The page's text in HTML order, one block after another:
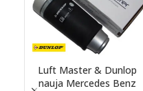
Luft Master & Dunlop
nauja Mercedes Benz